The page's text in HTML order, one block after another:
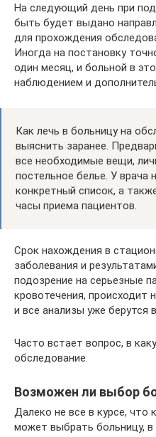
На следующий день при
быть будет выдано
для прохождения
Иногда на постановку
один месяц, и больной в
наблюдением и
Как лечь в больницу на
выяснить заранее.
все необходимые вещи,
постельное белье. У врача
конкретный список, а
часы приема пациентов.
Срок нахождения в
заболевания и
подозрение на серьезные
кровотечения, происходит
и все анализы уже берутся
Часто встает вопрос, в
обследование.
Возможен ли выбор
Далеко не все в курсе, что
может выбрать больницу,